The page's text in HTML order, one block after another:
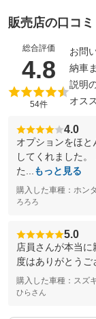
販売店の口コミ
総合評価
4.8 （
54件
お問
納車
説明
オス
4.0
オプションをほ
してくれました
た...
もっと見る
購入した車種：ホン
ろろろ
5.0
店員さんが本当
度はありがとうご
購入した車種：スズ
ひらさん